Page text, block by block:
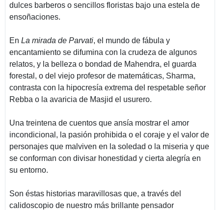
dulces barberos o sencillos floristas bajo una estela de
ensoñaciones.
En La mirada de Parvati, el mundo de fábula y
encantamiento se difumina con la crudeza de algunos
relatos, y la belleza o bondad de Mahendra, el guarda
forestal, o del viejo profesor de matemáticas, Sharma,
contrasta con la hipocresía extrema del respetable señor
Rebba o la avaricia de Masjid el usurero.
Una treintena de cuentos que ansía mostrar el amor
incondicional, la pasión prohibida o el coraje y el valor de
personajes que malviven en la soledad o la miseria y que
se conforman con divisar honestidad y cierta alegría en
su entorno.
Son éstas historias maravillosas que, a través del
calidoscopio de nuestro más brillante pensador